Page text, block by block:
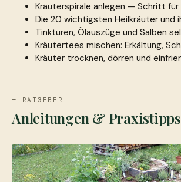
Kräuterspirale anlegen — Schritt
Die 20 wichtigsten Heilkräuter und
Tinkturen, Ölauszüge und Salben
Kräutertees mischen: Erkältung,
Kräuter trocknen, dörren und
— RATGEBER
Anleitungen & Praxistipps